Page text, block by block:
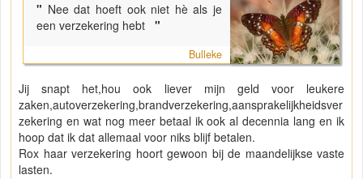
" Nee dat hoeft ook niet hè als je
een verzekering hebt "
Bulleke
Jij snapt het,hou ook liever mijn geld voor leukere
zaken,autoverzekering,brandverzekering,aansprakelijkheidsver
zekering en wat nog meer betaal ik ook al decennia lang en ik
hoop dat ik dat allemaal voor niks blijf betalen.
Rox haar verzekering hoort gewoon bij de maandelijkse vaste
lasten.